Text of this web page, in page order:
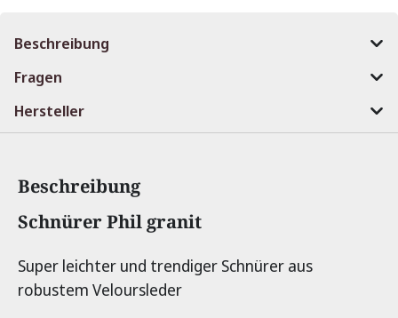
Beschreibung
Fragen
Hersteller
Beschreibung
Produktinformationen
Schnürer Phil granit
Super leichter und trendiger Schnürer aus
robustem Veloursleder